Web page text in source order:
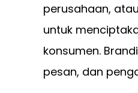
perusahaan,
untuk
konsumen.
pesan, dan